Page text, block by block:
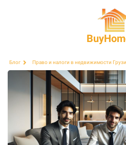
Блог Право и налоги в недвижимости